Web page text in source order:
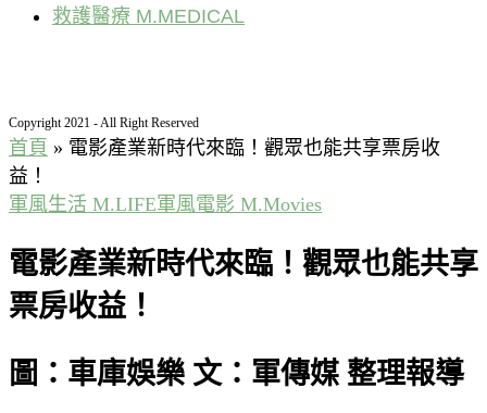
救護醫療 M.MEDICAL
Copyright 2021 - All Right Reserved
首頁 » 電影產業新時代來臨！觀眾也能共享票房收
益！
軍風生活 M.LIFE軍風電影 M.Movies
電影產業新時代來臨！觀眾也能共享
票房收益！
圖：車庫娛樂 文：軍傳媒 整理報導